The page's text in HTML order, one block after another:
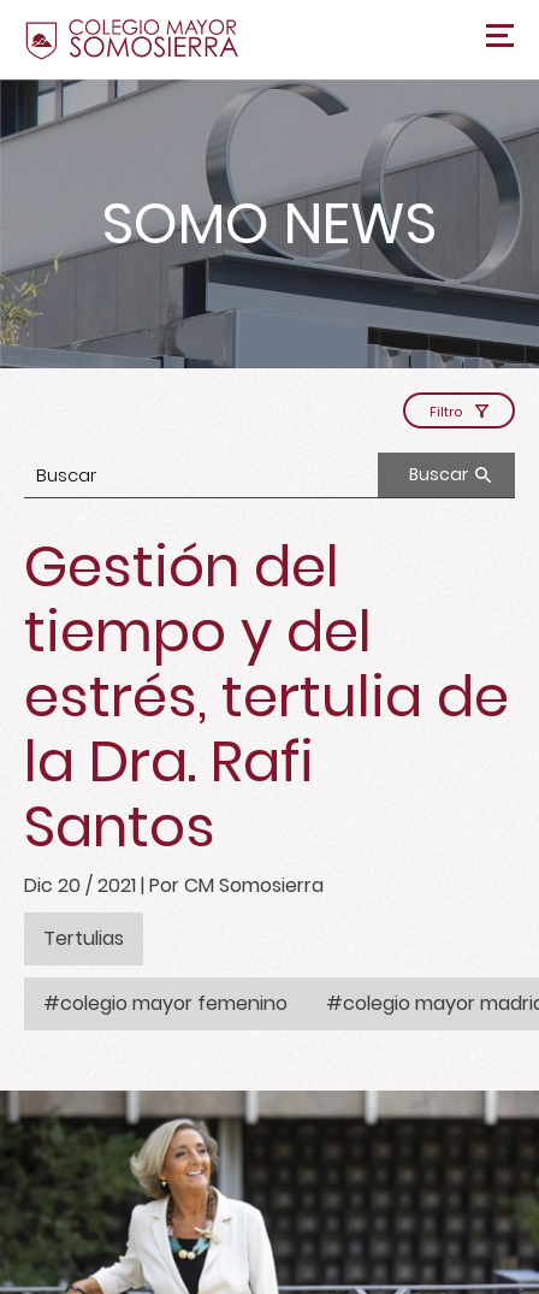
SOMO NEWS
Filtro
Buscar
Gestión del
tiempo y del
estrés, tertulia de
la Dra. Rafi
Santos
Dic 20 / 2021| Por CM Somosierra
Tertulias
#colegio mayor femenino #colegio mayor